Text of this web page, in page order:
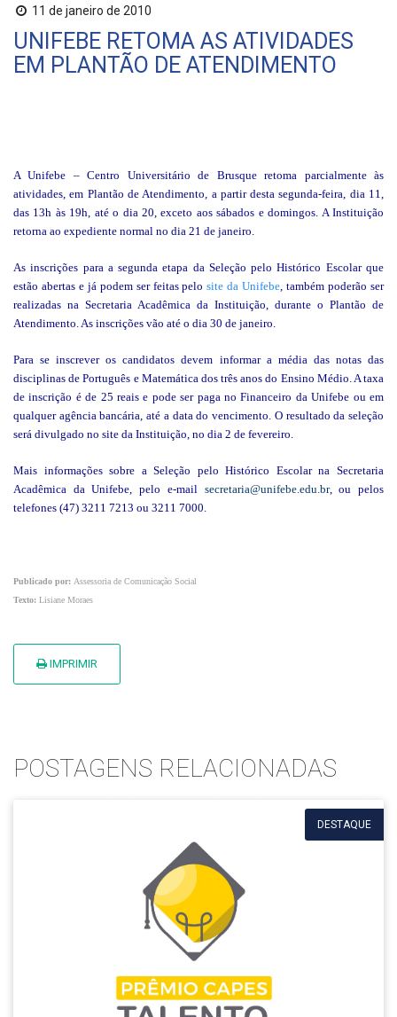
11 de janeiro de 2010
UNIFEBE RETOMA AS ATIVIDADES
EM PLANTÃO DE ATENDIMENTO
A Unifebe – Centro Universitário de Brusque retoma parcialmente às
atividades, em Plantão de Atendimento, a partir desta segunda-feira, dia 11,
das 13h às 19h, até o dia 20, exceto aos sábados e domingos. A Instituição
retorna ao expediente normal no dia 21 de janeiro.
As inscrições para a segunda etapa da Seleção pelo Histórico Escolar que
estão abertas e já podem ser feitas pelosite da Unifebe, também poderão ser
realizadas na Secretaria Acadêmica da Instituição, durante o Plantão de
Atendimento. As inscrições vão até o dia 30 de janeiro.
Para se inscrever os candidatos devem informar a média das notas das
disciplinas de Português e Matemática dos três anos do Ensino Médio.A taxa
de inscrição é de 25 reais e pode ser paga no Financeiro da Unifebe ou em
qualquer agência bancária, até a data do vencimento. O resultado da seleção
será divulgado no site da Instituição, no dia 2 de fevereiro.
Mais informações sobre aSeleção pelo Histórico Escolarna Secretaria
Acadêmica da Unifebe, pelo e-mail secretaria@unifebe.edu.br, ou pelos
telefones (47) 3211 7213 ou 3211 7000.
Publicado por: Assessoria de Comunicação Social
Texto: Lisiane Moraes
IMPRIMIR
POSTAGENS RELACIONADAS
DESTAQUE